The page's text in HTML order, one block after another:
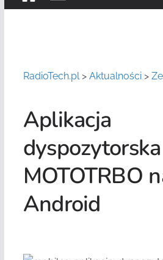
RadioTech.pl> Aktualności>
Aplikacja
dyspozytorska
MOTOTRBO
Android